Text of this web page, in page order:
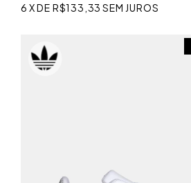
6 XDE R$133,33 SEM JUROS